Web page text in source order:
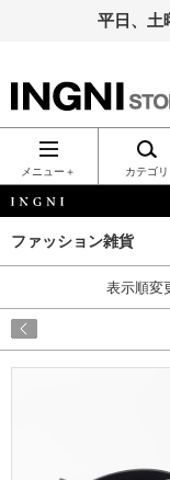
平日、土
INGNI（イ
グ）公式通
販｜INGNI
STORE
メニュー＋ カテゴリ
ファッション雑貨
表示順変